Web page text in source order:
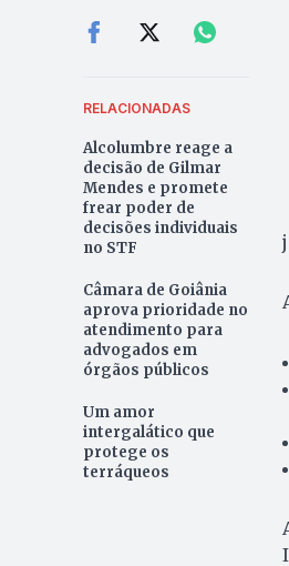
RELACIONADAS
Alcolumbre reage a
decisão de Gilmar
Mendes e promete
frear poder de
decisões individuais
no STF
Câmara de Goiânia
aprova prioridade no
atendimento para
advogados em
órgãos públicos
Um amor
intergalático que
protege os
terráqueos